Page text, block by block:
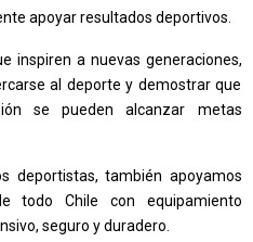
apoyar resultados deportivos.
inspiren a nuevas generaciones,
al deporte y demostrar que
se pueden alcanzar metas
deportistas, también apoyamos
todo Chile con equipamiento
seguro y duradero.